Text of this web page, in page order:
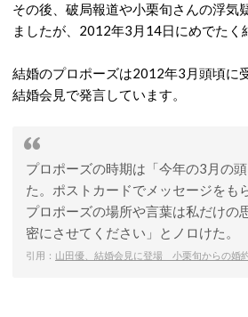
その後、破局報道や小栗旬さんの浮気
ましたが、2012年3月14日にめでたく
結婚のプロポーズは2012年3月頭頃に
結婚会見で発言しています。
プロポーズの時期は「今年の3月の
た。ポストカードでメッセージをも
プロポーズの場所や言葉は私だけの
密にさせてください」とノロけた。
引用： 山田優、結婚会見に登場 小栗旬からの婚